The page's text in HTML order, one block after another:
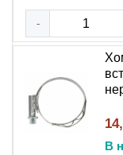
-
В